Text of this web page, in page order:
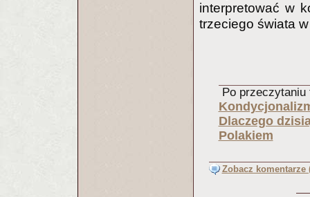
interpretować w
trzeciego świata
Po
Dlaczego
Polakiem
Zobacz komentarze